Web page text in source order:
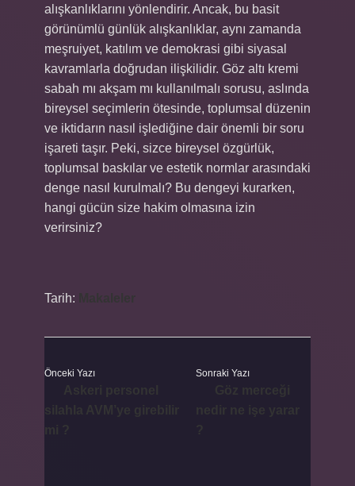
alışkanlıklarını yönlendirir. Ancak, bu basit
görünümlü günlük alışkanlıklar, aynı zamanda
meşruiyet, katılım ve demokrasi gibi siyasal
kavramlarla doğrudan ilişkilidir. Göz altı kremi
sabah mı akşam mı kullanılmalı sorusu, aslında
bireysel seçimlerin ötesinde, toplumsal düzenin
ve iktidarın nasıl işlediğine dair önemli bir soru
işareti taşır. Peki, sizce bireysel özgürlük,
toplumsal baskılar ve estetik normlar arasındaki
denge nasıl kurulmalı? Bu dengeyi kurarken,
hangi gücün size hakim olmasına izin
verirsiniz?
Tarih:
Önceki Yazı Sonraki Yazı